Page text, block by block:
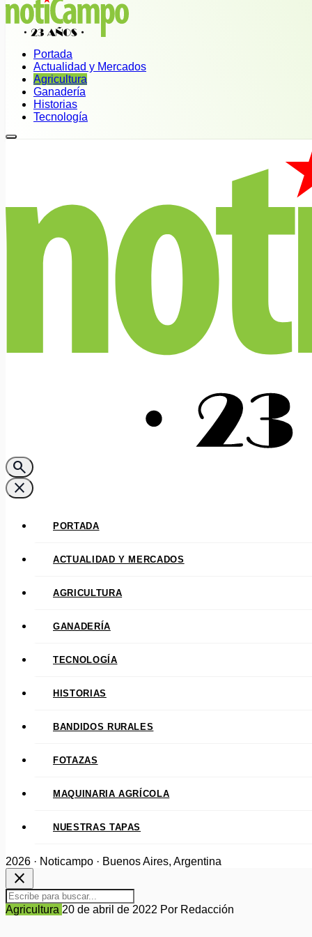
Portada
Actualidad y Mercados
Agricultura
Ganadería
Historias
Tecnología
search
close
PORTADA
ACTUALIDAD Y MERCADOS
AGRICULTURA
GANADERÍA
TECNOLOGÍA
HISTORIAS
BANDIDOS RURALES
FOTAZAS
MAQUINARIA AGRÍCOLA
NUESTRAS TAPAS
2026 · Noticampo · Buenos Aires, Argentina
close
Agricultura 20 de abril de 2022 Por Redacción